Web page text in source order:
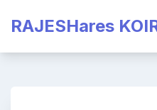
RAJESHares